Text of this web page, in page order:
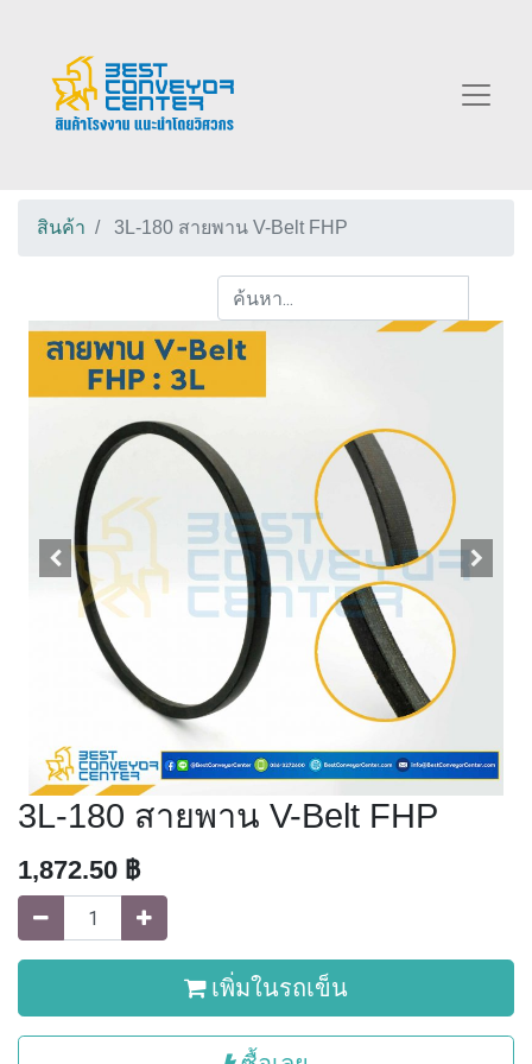
สินค้า 3L-180 สายพาน V-Belt FHP
3L-180 สายพาน V-Belt FHP
1,872.50 ฿
เพิ่มในรถเข็น